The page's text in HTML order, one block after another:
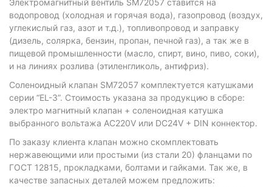
Электромагнитный вентиль SM72057 ставится на
водопровод (холодная и горячая вода), газопровод (воздух,
углекислый газ, азот и т.д.), топливопровод и заправку
(дизель, солярка, бензин, пропан, печной газ), а так же в
пищевой промышленности (масло, спирт, вино, пиво, соки),
и на линиях розлива (этиленгликоль, антифриз).
Соленоидный клапан SM72057 комплектуется катушками
серии “EL-3”. Стоимость указана за продукцию в сборе:
электро магнитный клапан + соленоидная катушка
выбранного вольтажа AC220V или DC24V + DIN коннектор.
По заказу клиента клапан можно скомплектовать
нержавеющими или простыми (из стали 20) фланцами по
ГОСТ 12815, прокладками, болтами и гайками. Так же, в
качестве запасных деталей можем предложить: